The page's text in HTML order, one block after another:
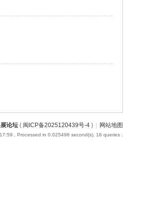
论坛 ( 闽ICP备2025120439号-4 ) 网站地图
, Processed in 0.025496 second(s), 16 queries .